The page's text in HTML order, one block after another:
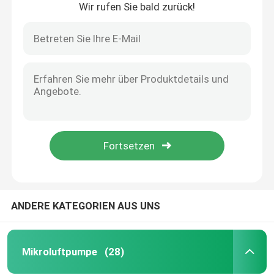
Wir rufen Sie bald zurück!
ANDERE KATEGORIEN AUS UNS
Mikroluftpumpe (28)